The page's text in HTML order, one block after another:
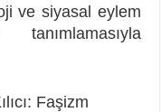
ve siyasal eylem
Faşizm